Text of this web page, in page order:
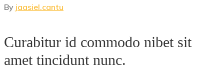
By jaasiel.cantu
Curabitur id commodo nibet sit
amet tincidunt nunc.